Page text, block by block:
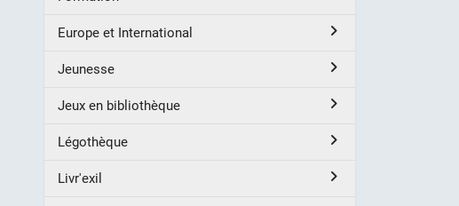
Europe et International
Jeunesse
Jeux en bibliothèque
Légothèque
Livr'exil